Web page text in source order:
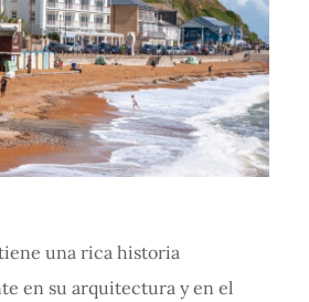
una rica historia
en su arquitectura y en el